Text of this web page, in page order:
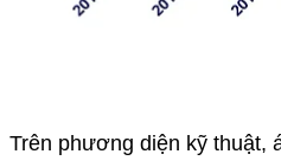
Trên phương diện kỹ thuật,